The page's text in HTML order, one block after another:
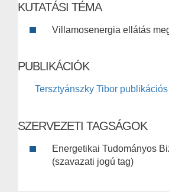
KUTATÁSI TÉMA
Villamosenergia ellátás
PUBLIKÁCIÓK
Tersztyánszky Tibor
SZERVEZETI TAGSÁGOK
Energetikai Tudományos
(szavazati jogú tag)